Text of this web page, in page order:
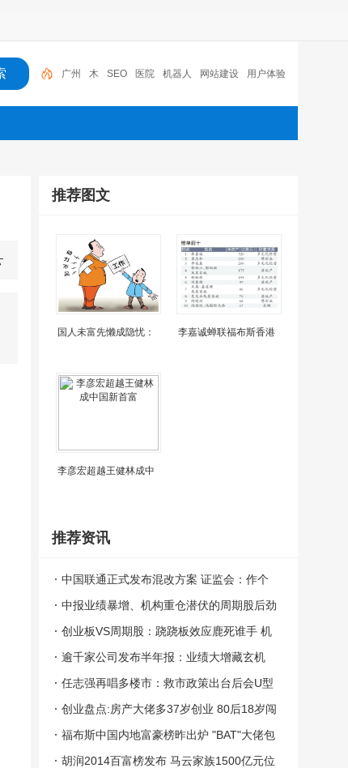
广州 木 SEO 医院 机器人 网站建设 用户体验
百度竞价推广 深圳 贷款
推荐图文
国人未富先懒成隐忧： 李嘉诚蝉联福布斯香港
李彦宏超越王健林成中
推荐资讯
中国联通正式发布混改方案 证监会：作个
案处理
中报业绩暴增、机构重仓潜伏的周期股后劲
不足了？分化后关注这三条主线
创业板VS周期股：跷跷板效应鹿死谁手 机
构判断竟惊人一致
逾千家公司发布半年报：业绩大增藏玄机
周期股后市料分化
任志强再唱多楼市：救市政策出台后会U型
缓慢回升
创业盘点:房产大佬多37岁创业 80后18岁闯
江湖
福布斯中国内地富豪榜昨出炉 "BAT"大佬包
揽前三
胡润2014百富榜发布 马云家族1500亿元位